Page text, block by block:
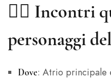
🤹‍♀️ Incontri
personaggi
Dove: Atrio principale